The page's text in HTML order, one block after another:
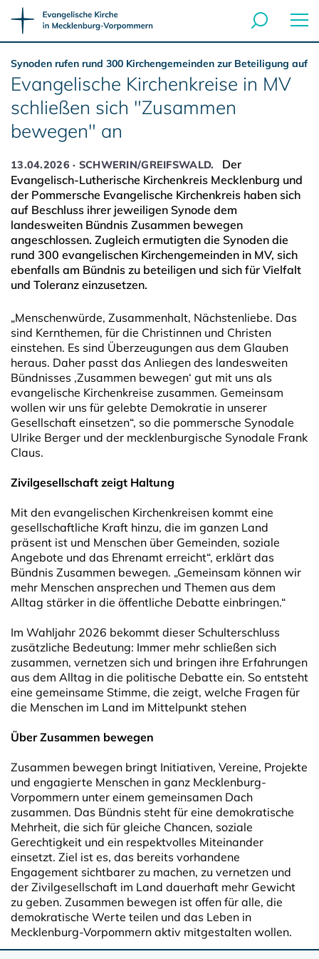
Synoden rufen rund 300 Kirchengemeinden zur Beteiligung auf
Evangelische Kirchenkreise in MV
schließen sich "Zusammen
bewegen" an
13.04.2026 · SCHWERIN/GREIFSWALD.
Der
Evangelisch-Lutherische Kirchenkreis Mecklenburg und
der Pommersche Evangelische Kirchenkreis haben sich
auf Beschluss ihrer jeweiligen Synode dem
landesweiten Bündnis Zusammen bewegen
angeschlossen. Zugleich ermutigten die Synoden die
rund 300 evangelischen Kirchengemeinden in MV, sich
ebenfalls am Bündnis zu beteiligen und sich für Vielfalt
und Toleranz einzusetzen.
„Menschenwürde, Zusammenhalt, Nächstenliebe. Das
sind Kernthemen, für die Christinnen und Christen
einstehen. Es sind Überzeugungen aus dem Glauben
heraus. Daher passt das Anliegen des landesweiten
Bündnisses ,Zusammen bewegen‘ gut mit uns als
evangelische Kirchenkreise zusammen. Gemeinsam
wollen wir uns für gelebte Demokratie in unserer
Gesellschaft einsetzen“, so die pommersche Synodale
Ulrike Berger und der mecklenburgische Synodale Frank
Claus.
Zivilgesellschaft zeigt Haltung
Mit den evangelischen Kirchenkreisen kommt eine
gesellschaftliche Kraft hinzu, die im ganzen Land
präsent ist und Menschen über Gemeinden, soziale
Angebote und das Ehrenamt erreicht“, erklärt das
Bündnis Zusammen bewegen. „Gemeinsam können wir
mehr Menschen ansprechen und Themen aus dem
Alltag stärker in die öffentliche Debatte einbringen.“
Im Wahljahr 2026 bekommt dieser Schulterschluss
zusätzliche Bedeutung: Immer mehr schließen sich
zusammen, vernetzen sich und bringen ihre Erfahrungen
aus dem Alltag in die politische Debatte ein. So entsteht
eine gemeinsame Stimme, die zeigt, welche Fragen für
die Menschen im Land im Mittelpunkt stehen
Über Zusammen bewegen
Zusammen bewegen bringt Initiativen, Vereine, Projekte
und engagierte Menschen in ganz Mecklenburg-
Vorpommern unter einem gemeinsamen Dach
zusammen. Das Bündnis steht für eine demokratische
Mehrheit, die sich für gleiche Chancen, soziale
Gerechtigkeit und ein respektvolles Miteinander
einsetzt. Ziel ist es, das bereits vorhandene
Engagement sichtbarer zu machen, zu vernetzen und
der Zivilgesellschaft im Land dauerhaft mehr Gewicht
zu geben. Zusammen bewegen ist offen für alle, die
demokratische Werte teilen und das Leben in
Mecklenburg-Vorpommern aktiv mitgestalten wollen.